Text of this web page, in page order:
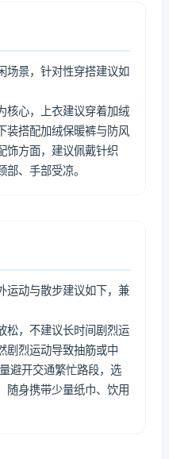
场景，针对性穿搭建议如
核心，上衣建议穿着加绒
装搭配加绒保暖裤与防风
饰方面，建议佩戴针织
、手部受凉。
运动与散步建议如下，兼
松，不建议长时间剧烈运
剧烈运动导致抽筋或中
避开交通繁忙路段，选
随身携带少量纸巾、饮用